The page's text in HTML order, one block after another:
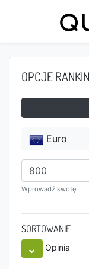
OPCJE
Euro
Wprowadź kwotę
SORTOWANIE
Opinia